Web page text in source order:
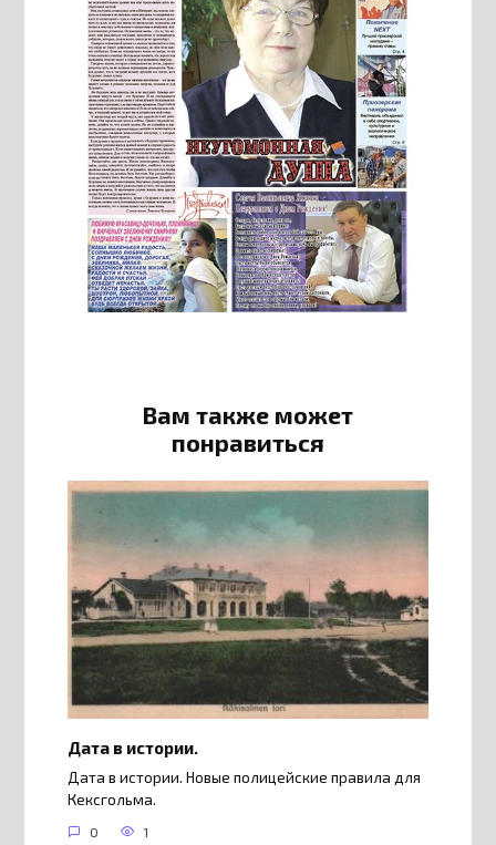
Вам также может
понравиться
Дата в истории.
Дата в истории. Новые полицейские правила для
Кексгольма.
0 1